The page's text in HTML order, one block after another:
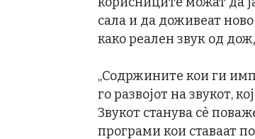
сала и да доживеат
како реален звук од
„Содржините кои ги
го развојот на звукот,
Звукот станува сè
програми кои ставаат